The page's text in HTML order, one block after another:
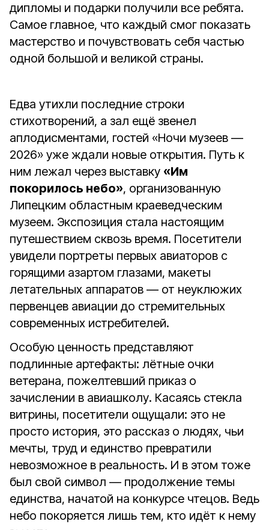
дипломы и подарки получили все ребята.
Самое главное, что каждый смог показать
мастерство и почувствовать себя частью
одной большой и великой страны.
Едва утихли последние строки
стихотворений, а зал ещё звенел
аплодисментами, гостей «Ночи музеев —
2026» уже ждали новые открытия. Путь к
ним лежал через выставку «Им
покорилось небо», организованную
Липецким областным краеведческим
музеем. Экспозиция стала настоящим
путешествием сквозь время. Посетители
увидели портреты первых авиаторов с
горящими азартом глазами, макеты
летательных аппаратов — от неуклюжих
первенцев авиации до стремительных
современных истребителей.
Особую ценность представляют
подлинные артефакты: лётные очки
ветерана, пожелтевший приказ о
зачислении в авиашколу. Касаясь стекла
витрины, посетители ощущали: это не
просто история, это рассказ о людях, чьи
мечты, труд и единство превратили
невозможное в реальность. И в этом тоже
был свой символ — продолжение темы
единства, начатой на конкурсе чтецов. Ведь
небо покоряется лишь тем, кто идёт к нему